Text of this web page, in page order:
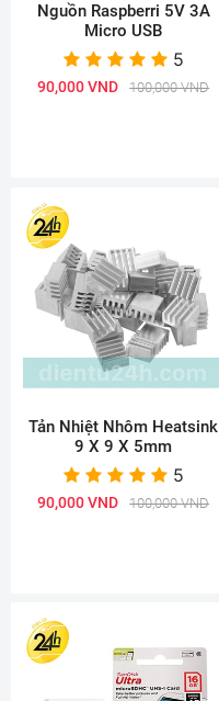
Nguồn Raspberri 5V 3A
Micro USB
5
90,000 VND 100,000 VND
Tản Nhiệt Nhôm Heatsink
9 X 9 X 5mm
5
90,000 VND 100,000 VND